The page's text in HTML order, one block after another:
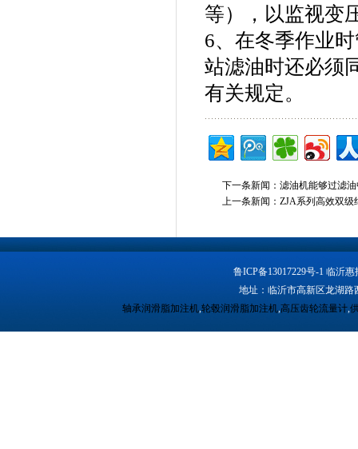
等），以监视变
6、在冬季作业
站滤油时还必须
有关规定。
下一条新闻： 滤油机能够过滤
上一条新闻： ZJA系列高效双级
鲁ICP备13017229号-1 临沂
地址：临沂市高新区龙湖路
轴承润滑脂加注机,轮毂润滑脂加注机,高压齿轮流量计,